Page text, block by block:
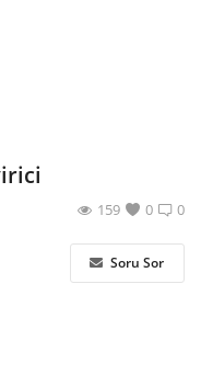
0
0
159
Soru Sor